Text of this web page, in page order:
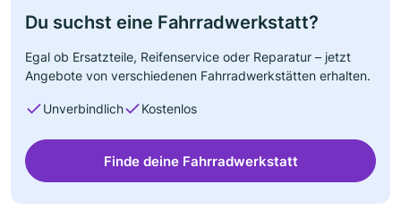
Du suchst eine Fahrradwerkstatt?
Egal ob Ersatzteile, Reifenservice oder Reparatur – jetzt
Angebote von verschiedenen Fahrradwerkstätten erhalten.
Unverbindlich Kostenlos
Finde deine Fahrradwerkstatt